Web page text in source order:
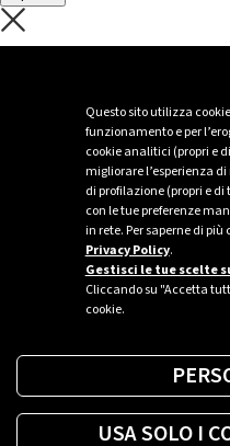
Questo sito utilizza
funzionamento e per
cookie analitici (propri e
migliorare l’esperienza
di profilazione (propri e
con le tue preferenze
in rete. Per saperne di
Privacy Policy.
Gestisci le tue scelte
Cliccando su "Accetta
cookie.
USA SOLO I
C'è un
Per favore riprova piú tardi
Sei
Trova la
Richiedi